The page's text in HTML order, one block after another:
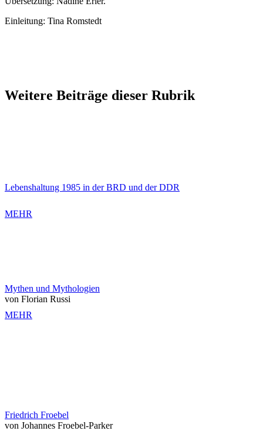
Einleitung: Tina Romstedt
Weitere Beiträge dieser Rubrik
Lebenshaltung 1985 in der BRD und der DDR
MEHR
Mythen und Mythologien
von Florian Russi
MEHR
Friedrich Froebel
von Johannes Froebel-Parker